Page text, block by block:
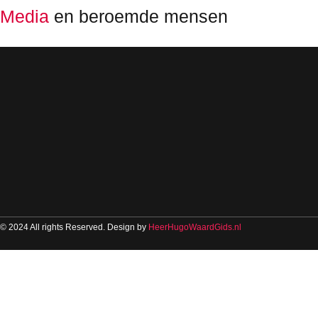
Media en beroemde mensen
© 2024 All rights Reserved. Design by HeerHugoWaardGids.nl